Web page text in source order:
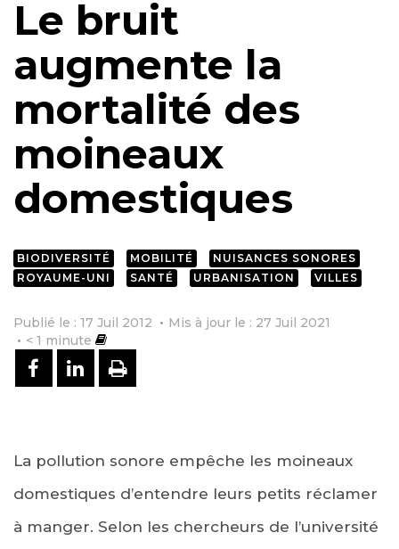
Le bruit
augmente la
mortalité des
moineaux
domestiques
BIODIVERSITÉ MOBILITÉ
NUISANCES SONORES
ROYAUME-UNI
SANTÉ URBANISATION VILLES
Publié le : 17 Juil 2012
Mis à jour le : 27 Juil 2021
< 1 minute
PARTAGER SUR FACEBOOK
PARTAGER SUR LINKEDIN
IMPRIMER
La pollution sonore empêche les moineaux
domestiques d’entendre leurs petits réclamer
à manger. Selon les chercheurs de l’université